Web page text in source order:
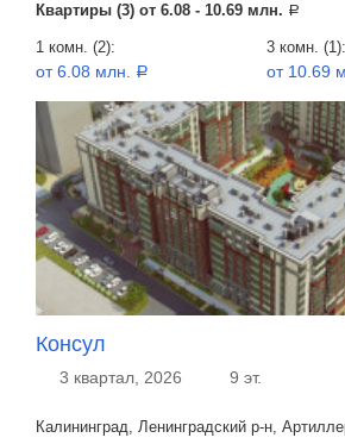
Квартиры (3) от 6.08 - 10.69 млн. a
1 комн. (2):
от 6.08 млн. a
3 комн. (1):
от 10.69
Консул
3 квартал, 2026 9 эт.
Калининград, Ленинградский р-н,